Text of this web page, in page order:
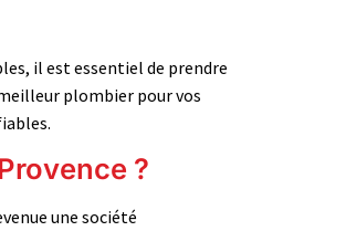
il est essentiel de prendre
plombier pour vos
?
une société